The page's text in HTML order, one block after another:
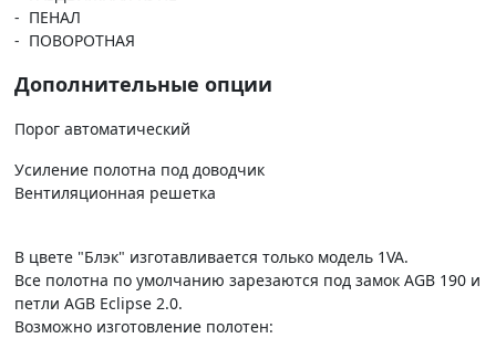
- ПЕНАЛ
- ПОВОРОТНАЯ
Дополнительные опции
Порог автоматический
Усиление полотна под доводчик
Вентиляционная решетка
В цвете "Блэк" изготавливается только модель 1VA.
Все полотна по умолчанию зарезаются под замок AGB 190 и
петли AGB Eclipse 2.0.
Возможно изготовление полотен: